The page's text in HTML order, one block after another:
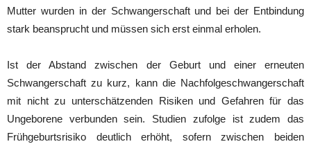
Mutter wurden in der Schwangerschaft und bei der Entbindung
stark beansprucht und müssen sich erst einmal erholen.
Ist der Abstand zwischen der Geburt und einer erneuten
Schwangerschaft zu kurz, kann die Nachfolgeschwangerschaft
mit nicht zu unterschätzenden Risiken und Gefahren für das
Ungeborene verbunden sein. Studien zufolge ist zudem das
Frühgeburtsrisiko deutlich erhöht, sofern zwischen beiden